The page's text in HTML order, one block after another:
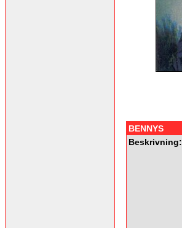
BENNYS
Beskrivning: